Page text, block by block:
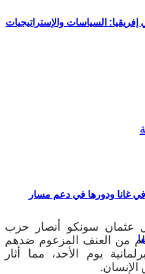
السياسات والإستراتيجيات
في غانا ودورها في دعم مسار
عثمان سونكو أنصار حزب
من العنف المزعوم ضدهم
يوم الأحد، مما أثار